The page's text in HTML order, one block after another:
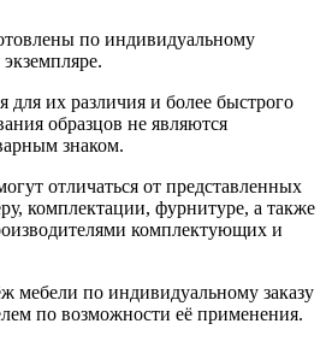
по индивидуальному
их различия и более быстрого
образцов не являются
знаком.
отличаться от представленных
комплектации, фурнитуре, а также
комплектующих и
мебели по индивидуальному заказу
по возможности её применения.